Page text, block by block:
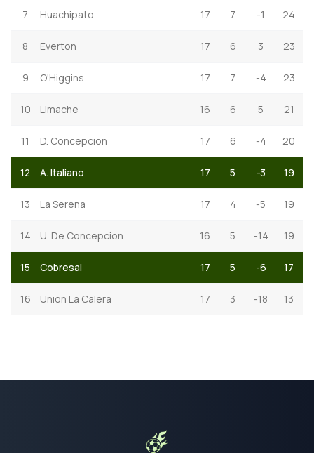
7 Huachipato 17 7 -1 24
8 Everton 17 6 3 23
9 O'Higgins 17 7 -4 23
10 Limache 16 6 5 21
11 D. Concepcion 17 6 -4 20
12 A. Italiano 17 5 -3 19
13 La Serena 17 4 -5 19
14 U. De Concepcion 16 5 -14 19
15 Cobresal 17 5 -6 17
16 Union La Calera 17 3 -18 13